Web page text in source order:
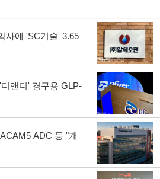
기
사
공
사에 'SC기술' 3.65
앤디' 경구용 GLP-
ADC 등 "개